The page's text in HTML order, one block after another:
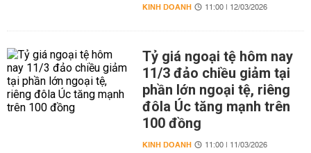
KINH DOANH 11:00 | 12/03/2026
Tỷ giá ngoại tệ hôm nay
11/3 đảo chiều giảm tại
phần lớn ngoại tệ, riêng
đôla Úc tăng mạnh trên
100 đồng
KINH DOANH 11:00 | 11/03/2026